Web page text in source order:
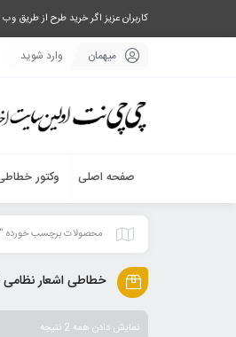
کاربران عزیز اگر خرید طرح از طریق وب سایت برای شما مقدور نیست، به
میهمان وارد شوید
صفحه اصلی وکتور
محصولات برچسب خورده
خطاطی اشعار
نمایش دادن همه 2 نتیجه